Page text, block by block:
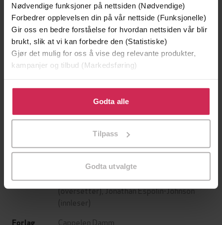
Nødvendige funksjoner på nettsiden (Nødvendige)
Forbedrer opplevelsen din på vår nettside (Funksjonelle)
Gir oss en bedre forståelse for hvordan nettsiden vår blir
brukt, slik at vi kan forbedre den (Statistiske)
Gjør det mulig for oss å vise deg relevante produkter,
kampanjer og tilbud (Markedsføring)
Klikk på «Godta alle» for å gi oss ditt samtykke til å
bruke cookies for alle disse formålene. Du kan også
tilpasse ditt samtykke til spesifikke formål ved å klikke
Godta alle
Tilpass
Godta utvalgte
299,-
Jo Nesbø
399,-
Jussi Adler-Olsen
Forfattere David Baldacci(forfatter),Roar Sørensen
(oversetter),Jonathan Espolin-Johnson
(innleser)
Forlag Cappelen Damm